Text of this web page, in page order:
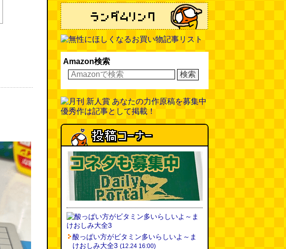
アップルは甘渋かった（傑作選）
(玉置標本) (08.01 18:00)
非常口の可能性があるタイヤ
ちゅたぐい) (08.01 16:00)
青森駅前にはビーチがある(読者
投稿) (08.01 16:00)
柔道着でペヤングのCMを再現し
11:00)
Amazon検索
酸っぱい方がビタミン多いらしいよ～ま
けおしみ大全3 (12.24 16:00)